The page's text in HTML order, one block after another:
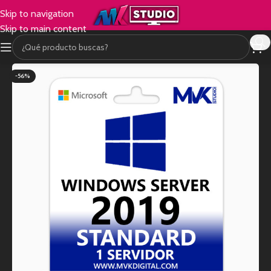
Skip to navigation
Skip to main content
-56%